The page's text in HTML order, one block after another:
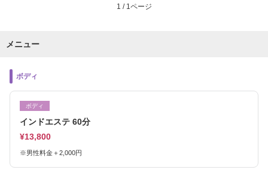
1 / 1ページ
メニュー
ボディ
ボディ
インドエステ 60分
¥13,800
※男性料金＋2,000円